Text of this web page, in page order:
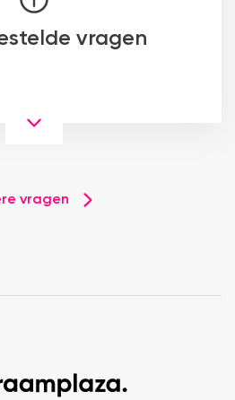
vragen
vragen